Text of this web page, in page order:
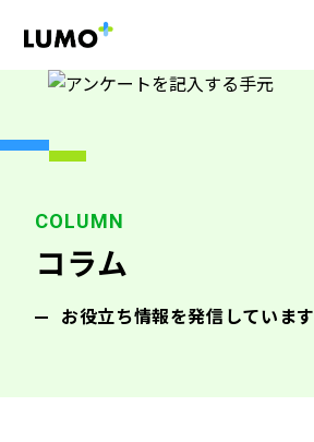
コラム
お役立ち情報を発信しています